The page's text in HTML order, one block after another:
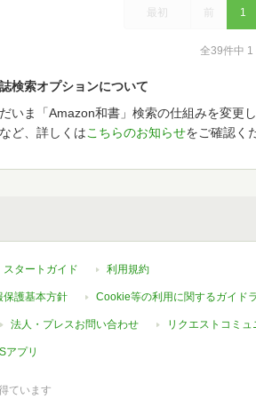
最初 前 1
全39件中 1
検索オプションについて
いま「Amazon和書」検索の仕組みを変更
ど、詳しくはこちらのお知らせをご確認く
スタートガイド 利用規約
保護基本方針 Cookie等の利用に関するガイド
法人・プレスお問い合わせ リクエストコミュ
アプリ
ています